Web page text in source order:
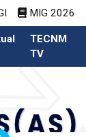
MIG 2026
TECNM
TV